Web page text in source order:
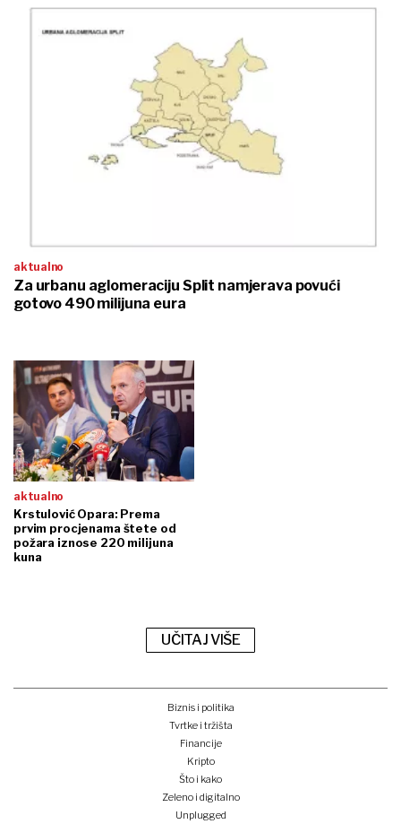
aktualno
Za urbanu aglomeraciju Split namjerava povući
gotovo 490 milijuna eura
aktualno
Krstulović Opara: Prema
prvim procjenama štete od
požara iznose 220 milijuna
kuna
UČITAJ VIŠE
Biznis i politika
Tvrtke i tržišta
Financije
Kripto
Što i kako
Zeleno i digitalno
Unplugged